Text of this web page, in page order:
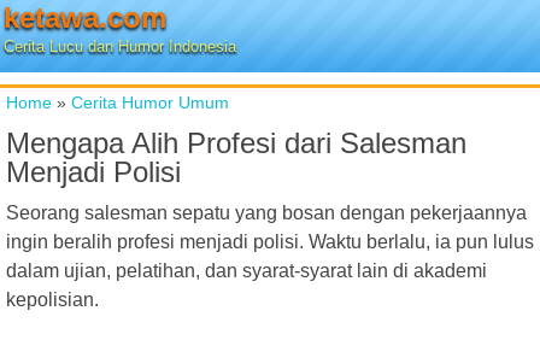
ketawa.com
Cerita Lucu dan Humor Indonesia
Home » Cerita Humor Umum
Mengapa Alih Profesi dari Salesman
Menjadi Polisi
Seorang salesman sepatu yang bosan dengan pekerjaannya
ingin beralih profesi menjadi polisi. Waktu berlalu, ia pun lulus
dalam ujian, pelatihan, dan syarat-syarat lain di akademi
kepolisian.